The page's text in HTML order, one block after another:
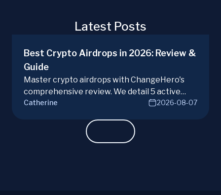
Latest Posts
Best Crypto Airdrops in 2026: Review &
Guide
Master crypto airdrops with ChangeHero's
comprehensive review. We detail 5 active
campaigns, risks, benefits, and a vital checklist
Catherine 2026-08-07